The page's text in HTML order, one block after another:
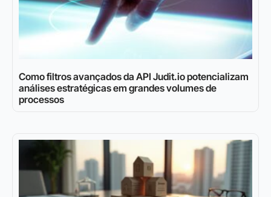
Como filtros avançados da API Judit.io potencializam
análises estratégicas em grandes volumes de
processos